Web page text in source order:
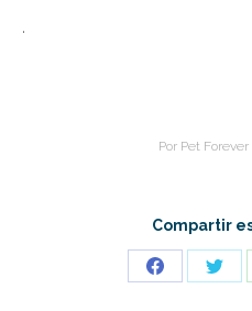
.
Por Pet Forever
Compartir
Share